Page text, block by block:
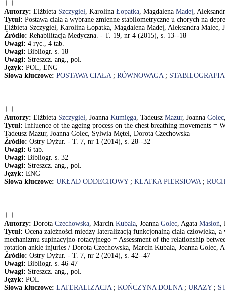
Autorzy: Elżbieta Szczygieł, Karolina Łopatka, Magdalena Madej,
Tytuł: Postawa ciała a wybrane zmienne stabilometryczne u chorych na
Elżbieta Szczygieł, Karolina Łopatka, Magdalena Madej, Aleksandra Malec,
Źródło: Rehabilitacja Medyczna. - T. 19, nr 4 (2015), s. 13--18
Uwagi: 4 ryc., 4 tab.
Uwagi: Bibliogr. s. 18
Uwagi: Streszcz. ang., pol.
Język: POL, ENG
Słowa kluczowe: POSTAWA CIAŁA; RÓWNOWAGA; STABILOGRAFIA
Autorzy: Elżbieta Szczygieł, Joanna Kumięga, Tadeusz Mazur, Joanna Golec
Tytuł: Influence of the ageing process on the chest breathing movements =
Tadeusz Mazur, Joanna Golec, Sylwia Mętel, Dorota Czechowska
Źródło: Ostry Dyżur. - T. 7, nr 1 (2014), s. 28--32
Uwagi: 6 tab.
Uwagi: Bibliogr. s. 32
Uwagi: Streszcz. ang., pol.
Język: ENG
Słowa kluczowe: UKŁAD ODDECHOWY; KLATKA PIERSIOWA;
Autorzy: Dorota Czechowska, Marcin Kubala, Joanna Golec, Agata Masłoń,
Tytuł: Ocena zależności między lateralizacją funkcjonalną ciała człowieka,
mechanizmu supinacyjno-rotacyjnego = Assessment of the relationship
rotation ankle injuries / Dorota Czechowska, Marcin Kubala, Joanna Golec,
Źródło: Ostry Dyżur. - T. 7, nr 2 (2014), s. 42--47
Uwagi: Bibliogr. s. 46-47
Uwagi: Streszcz. ang., pol.
Język: POL
Słowa kluczowe: LATERALIZACJA; KOŃCZYNA DOLNA; URAZY;